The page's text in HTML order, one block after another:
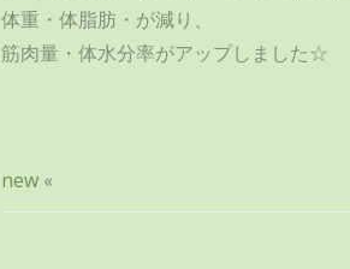
体重・体脂肪・が減り、
筋肉量・体水分率がアップしました☆
new «